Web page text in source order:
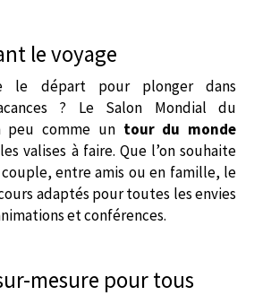
le voyage
le départ pour plonger dans
? Le Salon Mondial du
peu comme untour du monde
valises à faire. Que l’on souhaite
entre amis ou en famille, le
adaptés pour toutes les envies
et conférences.
mesure pour tous